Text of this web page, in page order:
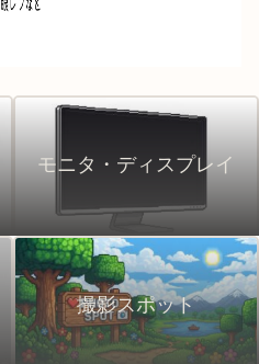
モニタ・ディスプレイ
撮影スポット